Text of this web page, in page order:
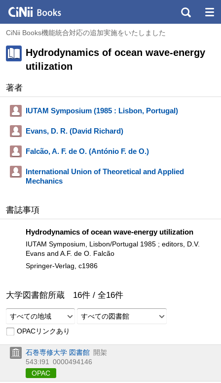
CiNii Books機能統合対応の追加実施をいたしました
Hydrodynamics of ocean wave-energy
utilization
著者
IUTAM Symposium (1985 : Lisbon, Portugal)
Evans, D. R. (David Richard)
Falcão, A. F. de O. (António F. de O.)
International Union of Theoretical and Applied
Mechanics
書誌事項
Hydrodynamics of ocean wave-energy utilization
IUTAM Symposium, Lisbon/Portugal 1985 ; editors, D.V.
Evans and A.F. de O. Falcão
Springer-Verlag, c1986
大学図書館所蔵 16件 / 全16件
すべての地域
すべての図書館
OPACリンクあり
石巻専修大学 図書館 開架
543:I91
0000494146
OPAC